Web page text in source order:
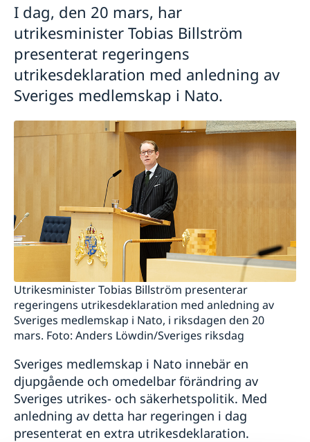
I dag, den 20 mars, har
utrikesminister Tobias Billström
presenterat regeringens
utrikesdeklaration med anledning av
Sveriges medlemskap i Nato.
Utrikesminister Tobias Billström presenterar
regeringens utrikesdeklaration med anledning av
Sveriges medlemskap i Nato, i riksdagen den 20
mars. Foto: Anders Löwdin/Sveriges riksdag
Sveriges medlemskap i Nato innebär en
djupgående och omedelbar förändring av
Sveriges utrikes- och säkerhetspolitik. Med
anledning av detta har regeringen i dag
presenterat en extra utrikesdeklaration.